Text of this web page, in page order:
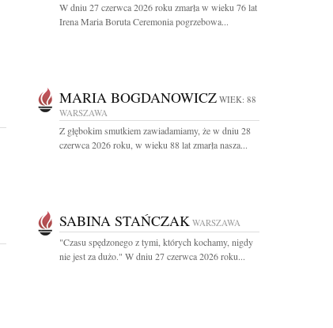
W dniu 27 czerwca 2026 roku zmarła w wieku 76 lat
Irena Maria Boruta Ceremonia pogrzebowa...
MARIA BOGDANOWICZ WIEK: 88
WARSZAWA
Z głębokim smutkiem zawiadamiamy, że w dniu 28
czerwca 2026 roku, w wieku 88 lat zmarła nasza...
SABINA STAŃCZAK WARSZAWA
"Czasu spędzonego z tymi, których kochamy, nigdy
nie jest za dużo." W dniu 27 czerwca 2026 roku...